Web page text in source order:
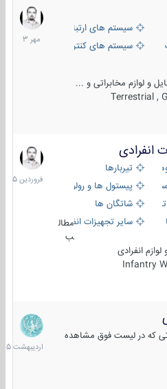
سیستم های ارتباطی و جمع آوری
سیستم های کنترل آتش و تجهیزات
و لوازم مخابراتی و ...
Terrestrial
1
مهر
1403
تیربارها
پیستول ها و رولورها
شاتگان ها
سایر تجهیزات انفرادی
مطال
ب
انفرادی
Infantry
17
فروردین
1405
که در لیست فوق مشاهده
27
1405